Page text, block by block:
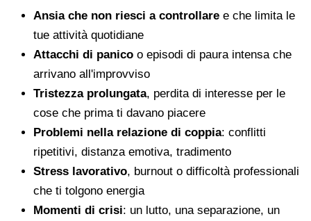
Ansia che non riesci a controllare e che limita le
tue attività quotidiane
Attacchi di panico o episodi di paura intensa che
arrivano all'improvviso
Tristezza prolungata, perdita di interesse per le
cose che prima ti davano piacere
Problemi nella relazione di coppia: conflitti
ripetitivi, distanza emotiva, tradimento
Stress lavorativo, burnout o difficoltà professionali
che ti tolgono energia
Momenti di crisi: un lutto, una separazione, un